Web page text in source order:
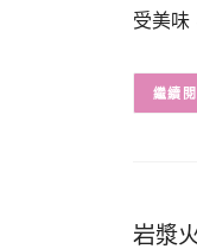
受美味
岩漿